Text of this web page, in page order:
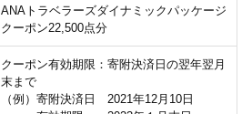
ANAトラベラーズダイナミックパッケージ
クーポン22,500点分
クーポン有効期限：寄附決済日の翌年翌月
末まで
（例）寄附決済日 2021年12月10日